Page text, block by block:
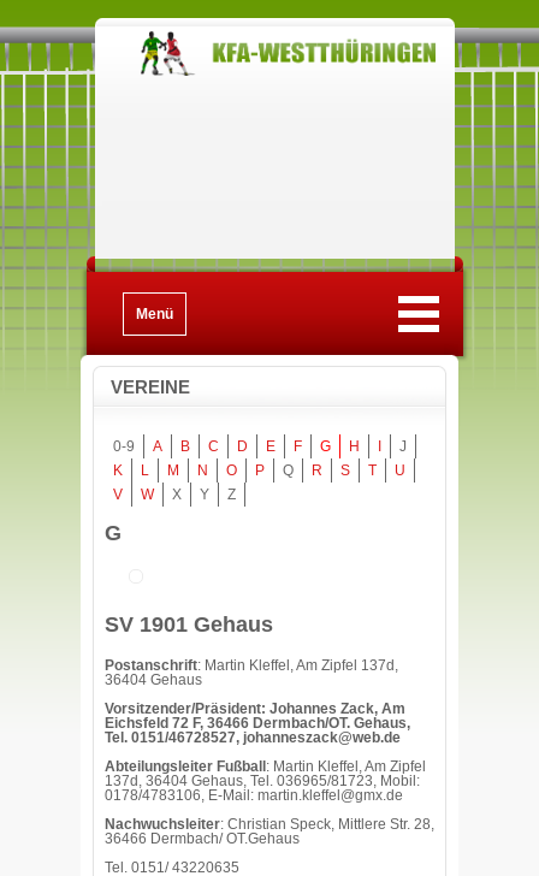
Menü
VEREINE
0-9 A B C D E F G H
J
K
L M N O P Q R S T
U
V
W X Y Z
G
SV 1901 Gehaus
Postanschrift: Martin Kleffel, Am Zipfel 137d,
36404 Gehaus
Vorsitzender/Präsident: Johannes Zack, Am
Eichsfeld 72 F, 36466 Dermbach/OT. Gehaus,
Tel. 0151/46728527, johanneszack@web.de
Abteilungsleiter Fußball : Martin Kleffel, Am Zipfel
137d, 36404 Gehaus, Tel. 036965/81723, Mobil:
0178/4783106, E-Mail: martin.kleffel@gmx.de
Nachwuchsleiter: Christian Speck, Mittlere Str. 28,
36466 Dermbach/ OT.Gehaus
Tel. 0151/ 43220635